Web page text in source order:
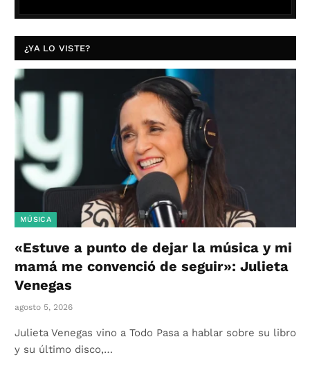
¿YA LO VISTE?
MÚSICA
«Estuve a punto de dejar la música y mi
mamá me convenció de seguir»: Julieta
Venegas
agosto 5, 2026
Julieta Venegas vino a Todo Pasa a hablar sobre su libro
y su último disco,…